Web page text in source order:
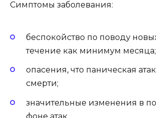
Симптомы заболевания:
беспокойство по поводу
течение как минимум месяца;
опасения, что паническая
смерти;
значительные изменения в
фоне атак.